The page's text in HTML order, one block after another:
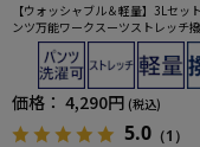
【ウォッシャブル＆軽量】3Lセッ
ンツ万能ワークスーツストレッチ
価格： 4,290円 (税込)
5.0 （1）